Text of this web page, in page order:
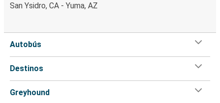
San Ysidro, CA - Yuma, AZ
Autobús
Destinos
Greyhound